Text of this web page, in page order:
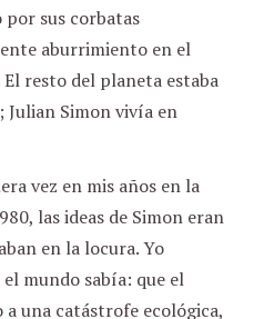
por sus corbatas
aburrimiento en el
resto del planeta estaba
Julian Simon vivía en
vez en mis años en la
las ideas de Simon eran
en la locura. Yo
mundo sabía: que el
una catástrofe ecológica,